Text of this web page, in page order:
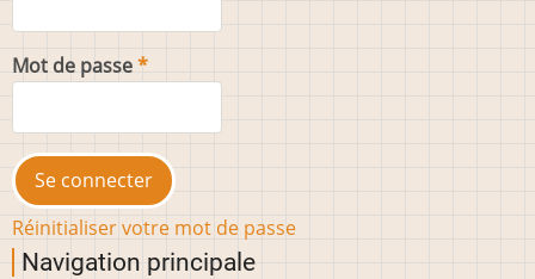
Mot de passe
Réinitialiser votre mot de passe
Navigation principale